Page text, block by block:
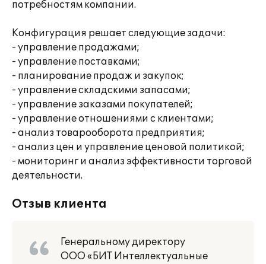
потребностям компании.
Конфигурация решает следующие задачи:
- управление продажами;
- управление поставками;
- планирование продаж и закупок;
- управление складскими запасами;
- управление заказами покупателей;
- управление отношениями с клиентами;
- анализ товарооборота предприятия;
- анализ цен и управление ценовой политикой;
- мониторинг и анализ эффективности торговой
деятельности.
Отзыв клиента
Генеральному директору
ООО «БИТ Интеллектуальные